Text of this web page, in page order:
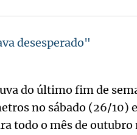
desesperado"
do último fim de
no sábado (26/10)
todo o mês de outubro